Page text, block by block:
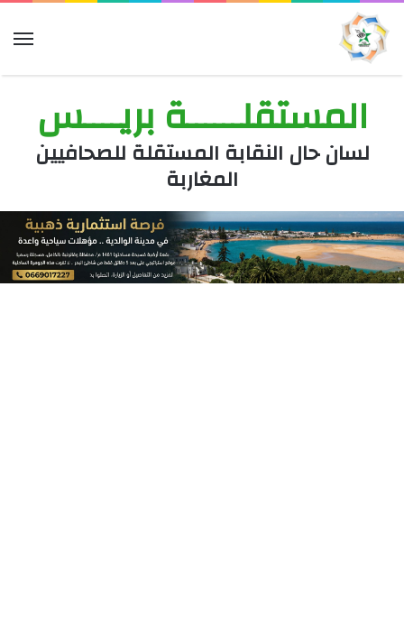
المستقلــــــة بريــــس
لسان حال النقابة المستقلة للصحافيين
المغاربة